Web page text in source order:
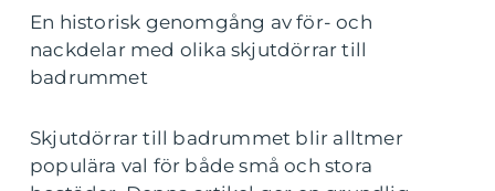
En historisk genomgång av för- och
nackdelar med olika skjutdörrar till
badrummet
Skjutdörrar till badrummet blir alltmer
populära val för både små och stora